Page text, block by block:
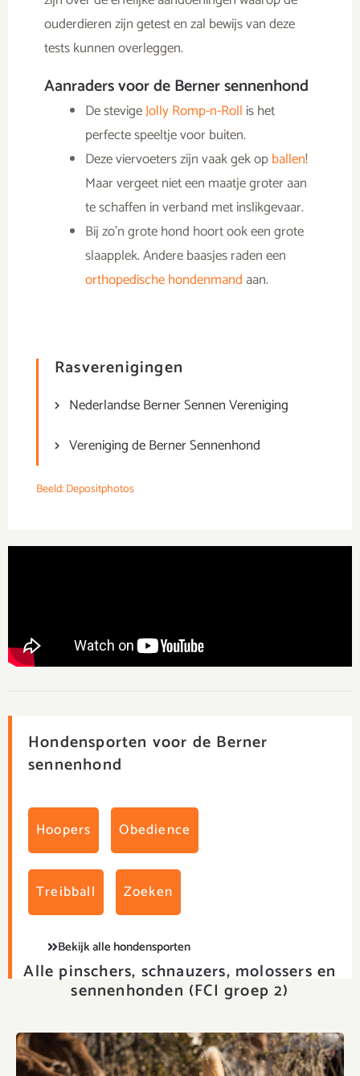
Hondensporten voor de Berner
sennenhond
Hoopers Obedience
Treibball Zoeken
Bekijk alle hondensporten
ouderdieren zijn getest en zal bewijs van deze
tests kunnen overleggen.
Aanraders voor de Berner sennenhond
De stevigeJolly Romp-n-Roll is het
perfecte speeltje voor buiten.
Deze viervoeters zijn vaak gek opballen!
Maar vergeet niet een maatje groter aan
te schaffen in verband met inslikgevaar.
Bij zo’n grote hond hoort ook een grote
slaapplek. Andere baasjes raden een
orthopedische hondenmand aan.
Rasverenigingen
Nederlandse Berner Sennen Vereniging
Vereniging de Berner Sennenhond
Beeld: Depositphotos
Alle pinschers, schnauzers, molossers en
sennenhonden (FCI groep 2)